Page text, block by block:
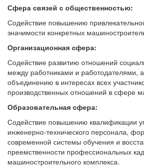
Сфера связей с общественностью:
Содействие повышению
значимости конкретных
Организационная сфера:
Содействие развитию отношений
между работниками и работодателями,
объединению в интересах всех
производственных отношений в сфере
Образовательная сфера:
Содействие повышению квалификации
инженерно-технического персонала,
современной системы обучения и
преемственности профессиональных
машиностроительного комплекса.